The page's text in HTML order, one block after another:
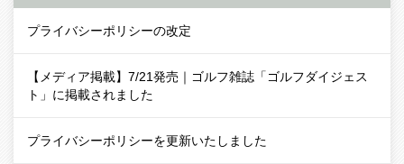
プライバシーポリシーの改定
【メディア掲載】7/21発売｜ゴルフ雑誌「ゴルフダイジェス
ト」に掲載されました
プライバシーポリシーを更新いたしました